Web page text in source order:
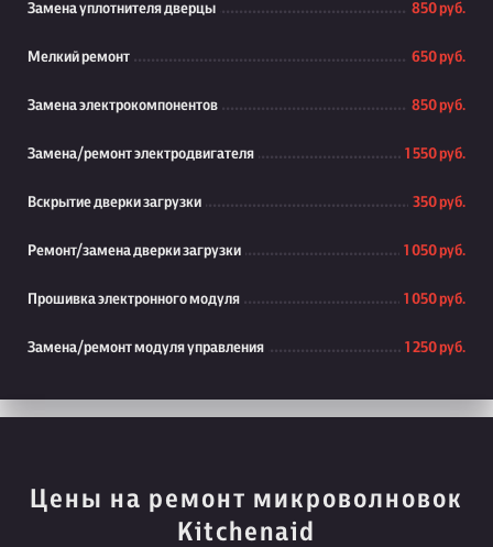
Замена уплотнителя дверцы 850 руб.
Мелкий ремонт 650 руб.
Замена электрокомпонентов 850 руб.
Замена/ремонт электродвигателя 1 550 руб.
Вскрытие дверки загрузки 350 руб.
Ремонт/замена дверки загрузки 1 050 руб.
Прошивка электронного модуля 1 050 руб.
Замена/ремонт модуля управления 1 250 руб.
Цены на ремонт микроволновок
Kitchenaid